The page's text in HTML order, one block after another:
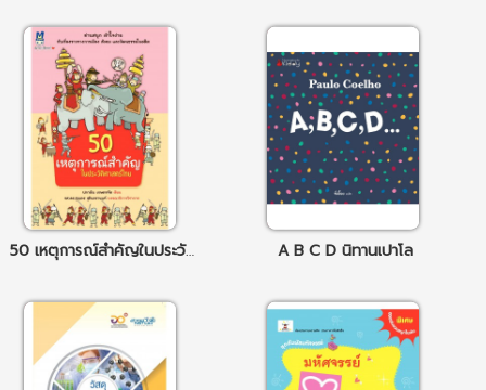
50 เหตุการณ์สำคัญในประวัติศาสตร์ A B C D นิทานเปาโล